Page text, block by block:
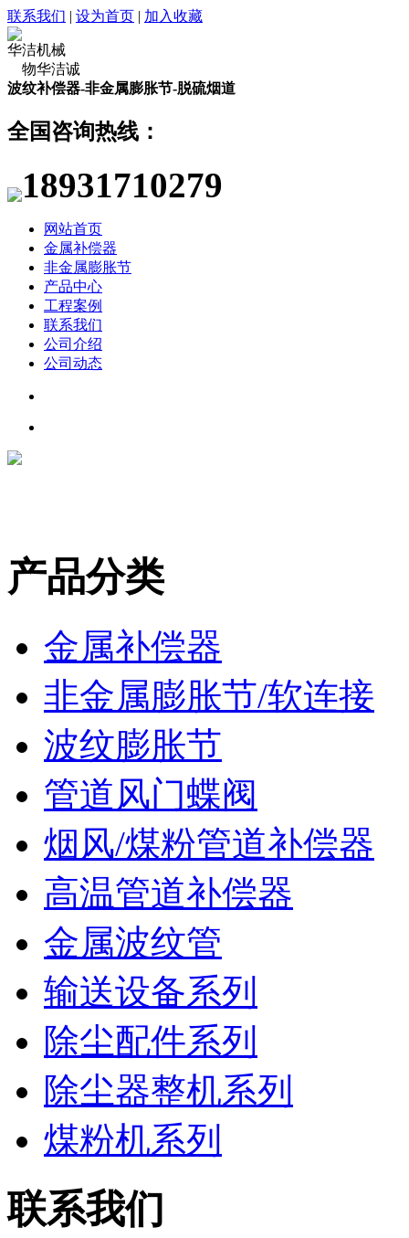
联系我们 | 设为首页 | 加入收藏
华洁机械
物华洁诚
波纹补偿器-非金属膨胀节-脱硫烟道
全国咨询热线：
18931710279
网站首页
金属补偿器
非金属膨胀节
产品中心
工程案例
联系我们
公司介绍
公司动态
产品分类
金属补偿器
非金属膨胀节/软连接
波纹膨胀节
管道风门蝶阀
烟风/煤粉管道补偿器
高温管道补偿器
金属波纹管
输送设备系列
除尘配件系列
除尘器整机系列
煤粉机系列
联系我们